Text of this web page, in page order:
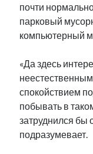
почти
парковый
компьютерный
«Да здесь
неестественным
спокойствием
побывать в
затруднился бы
подразумевает.